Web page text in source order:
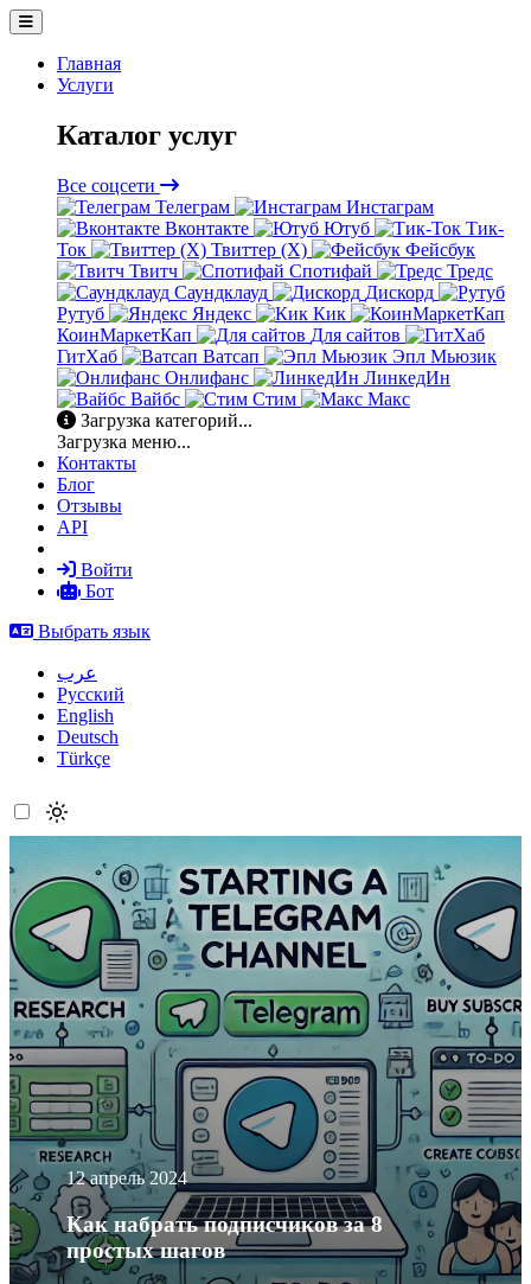
Главная
Услуги
Каталог услуг
Все соцсети
Телеграм
Инстаграм
Вконтакте
Ютуб
Тик-
Ток
Твиттер (X)
Фейсбук
Твитч
Спотифай
Тредс
Саундклауд
Дискорд
Рутуб
Яндекс
Кик
КоинМаркетКап
Для сайтов
ГитХаб
Ватсап
Эпл Мьюзик
Онлифанс
ЛинкедИн
Вайбс
Стим
Макс
Загрузка категорий...
Загрузка меню...
Контакты
Блог
Отзывы
API
Войти
Бот
Выбрать язык
عرب
Русский
English
Deutsch
Türkçe
12 апрель 2024
Как набрать подписчиков за 8
простых шагов